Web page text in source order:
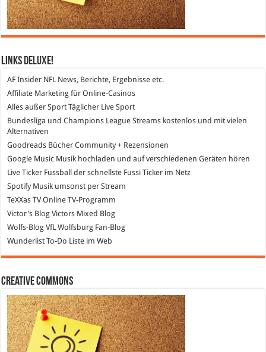
Links DeLuXe!
AF Insider NFL News, Berichte, Ergebnisse etc.
Affiliate Marketing für Online-Casinos
Alles außer SportTäglicher Live Sport
Bundesliga und Champions League Streams kostenlos und mit vielen
Alternativen
Goodreads Bücher Community + Rezensionen
Google Music Musik hochladen und auf verschiedenen Geräten hören
Live Ticker Fussball
der schnellste Fussi Ticker im Netz
SpotifyMusik umsonst per Stream
TeXXas TVOnline TV-Programm
Victor's Blog Victors Mixed Blog
Wolfs-Blog VfL Wolfsburg Fan-Blog
WunderlistTo-Do Liste im Web
Creative Commons